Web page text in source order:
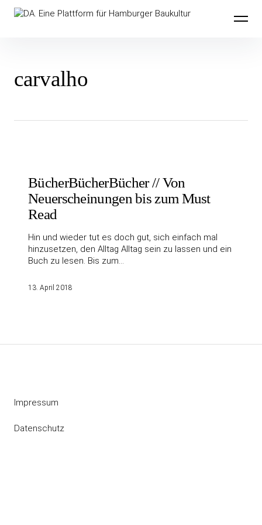
Inhalte
überspringenDA. Eine Plattform für Hamburger
carvalho
BücherBücherBücher // Von
Neuerscheinungen bis zum Must
Read
Hin und wieder tut es doch gut, sich einfach mal
hinzusetzen, den Alltag Alltag sein zu lassen und ein
Buch zu lesen. Bis zum…
13. April 2018
Impressum
Datenschutz